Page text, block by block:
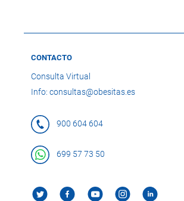
CONTACTO
Consulta Virtual
Info: consultas@obesitas.es
900 604 604
699 57 73 50